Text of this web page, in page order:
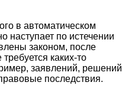
в автоматическом
наступает по истечении
законом, после
каких-то
заявлений, решений
последствия.